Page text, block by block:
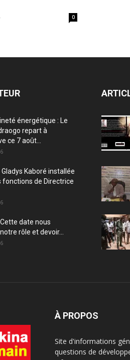
0
énergétique : Le
repart à
ce 7 août...
Gladys Kaboré installée
fonctions de Directrice
date nous
rôle et devoir...
À PROPOS
Site d'informations
questions de